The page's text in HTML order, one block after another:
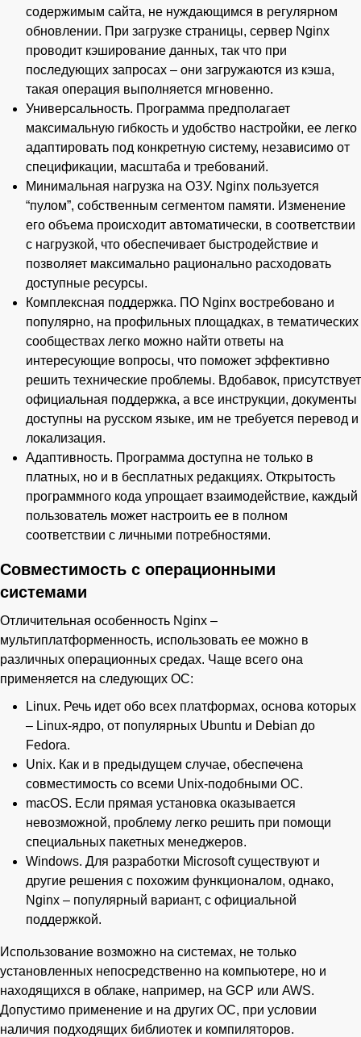
содержимым сайта, не нуждающимся в регулярном
обновлении. При загрузке страницы, сервер Nginx
проводит кэширование данных, так что при
последующих запросах – они загружаются из кэша,
такая операция выполняется мгновенно.
Универсальность. Программа предполагает
максимальную гибкость и удобство настройки, ее легко
адаптировать под конкретную систему, независимо от
спецификации, масштаба и требований.
Минимальная нагрузка на ОЗУ. Nginx пользуется
“пулом”, собственным сегментом памяти. Изменение
его объема происходит автоматически, в соответствии
с нагрузкой, что обеспечивает быстродействие и
позволяет максимально рационально расходовать
доступные ресурсы.
Комплексная поддержка. ПО Nginx востребовано и
популярно, на профильных площадках, в тематических
сообществах легко можно найти ответы на
интересующие вопросы, что поможет эффективно
решить технические проблемы. Вдобавок, присутствует
официальная поддержка, а все инструкции, документы
доступны на русском языке, им не требуется перевод и
локализация.
Адаптивность. Программа доступна не только в
платных, но и в бесплатных редакциях. Открытость
программного кода упрощает взаимодействие, каждый
пользователь может настроить ее в полном
соответствии с личными потребностями.
Совместимость с операционными
системами
Отличительная особенность Nginx –
мультиплатформенность, использовать ее можно в
различных операционных средах. Чаще всего она
применяется на следующих ОС:
Linux. Речь идет обо всех платформах, основа которых
– Linux-ядро, от популярных Ubuntu и Debian до
Fedora.
Unix. Как и в предыдущем случае, обеспечена
совместимость со всеми Unix-подобными ОС.
macOS. Если прямая установка оказывается
невозможной, проблему легко решить при помощи
специальных пакетных менеджеров.
Windows. Для разработки Microsoft существуют и
другие решения с похожим функционалом, однако,
Nginx – популярный вариант, с официальной
поддержкой.
Использование возможно на системах, не только
установленных непосредственно на компьютере, но и
находящихся в облаке, например, на GCP или AWS.
Допустимо применение и на других ОС, при условии
наличия подходящих библиотек и компиляторов.